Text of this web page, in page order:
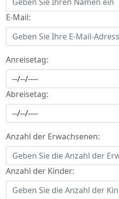
E-Mail:
Anreisetag:
Abreisetag:
Anzahl der Erwachsenen:
Anzahl der Kinder: